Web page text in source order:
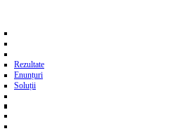
Rezultate
Enunțuri
Soluții